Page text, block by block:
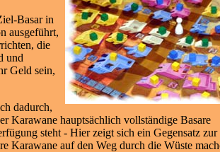
Basar in
ausgeführt,
die
und
Geld sein,
dadurch,
Karawane hauptsächlich vollständige Basare
steht - Hier zeigt sich ein Gegensatz zur
Karawane auf den Weg durch die Wüste